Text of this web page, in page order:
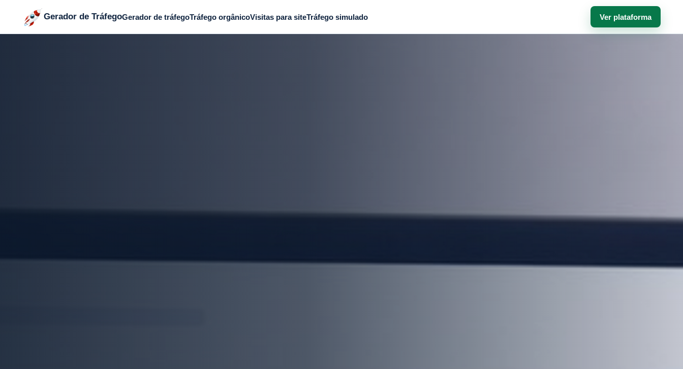
Gerador de TráfegoGerador de tráfegoTráfego orgânicoVisitas para siteTráfego simulado Ver plataforma